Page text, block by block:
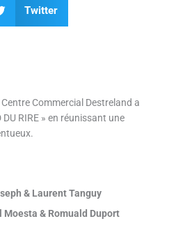
Twitter
Commercial Destreland a
RIRE » en réunissant une
& Laurent Tanguy
Moesta & Romuald Duport